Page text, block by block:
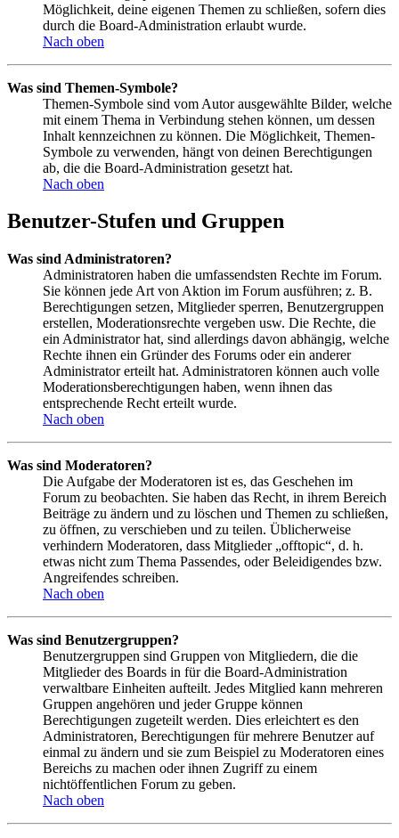
Möglichkeit, deine eigenen Themen zu schließen, sofern dies
durch die Board-Administration erlaubt wurde.
Nach oben
Was sind Themen-Symbole?
Themen-Symbole sind vom Autor ausgewählte Bilder, welche
mit einem Thema in Verbindung stehen können, um dessen
Inhalt kennzeichnen zu können. Die Möglichkeit, Themen-
Symbole zu verwenden, hängt von deinen Berechtigungen
ab, die die Board-Administration gesetzt hat.
Nach oben
Benutzer-Stufen und Gruppen
Was sind Administratoren?
Administratoren haben die umfassendsten Rechte im Forum.
Sie können jede Art von Aktion im Forum ausführen; z. B.
Berechtigungen setzen, Mitglieder sperren, Benutzergruppen
erstellen, Moderationsrechte vergeben usw. Die Rechte, die
ein Administrator hat, sind allerdings davon abhängig, welche
Rechte ihnen ein Gründer des Forums oder ein anderer
Administrator erteilt hat. Administratoren können auch volle
Moderationsberechtigungen haben, wenn ihnen das
entsprechende Recht erteilt wurde.
Nach oben
Was sind Moderatoren?
Die Aufgabe der Moderatoren ist es, das Geschehen im
Forum zu beobachten. Sie haben das Recht, in ihrem Bereich
Beiträge zu ändern und zu löschen und Themen zu schließen,
zu öffnen, zu verschieben und zu teilen. Üblicherweise
verhindern Moderatoren, dass Mitglieder „offtopic“, d. h.
etwas nicht zum Thema Passendes, oder Beleidigendes bzw.
Angreifendes schreiben.
Nach oben
Was sind Benutzergruppen?
Benutzergruppen sind Gruppen von Mitgliedern, die die
Mitglieder des Boards in für die Board-Administration
verwaltbare Einheiten aufteilt. Jedes Mitglied kann mehreren
Gruppen angehören und jeder Gruppe können
Berechtigungen zugeteilt werden. Dies erleichtert es den
Administratoren, Berechtigungen für mehrere Benutzer auf
einmal zu ändern und sie zum Beispiel zu Moderatoren eines
Bereichs zu machen oder ihnen Zugriff zu einem
nichtöffentlichen Forum zu geben.
Nach oben